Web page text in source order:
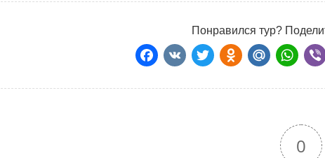
Понравился тур?
0